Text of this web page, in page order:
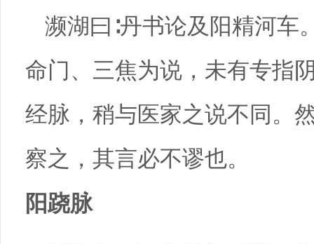
濒湖曰∶丹书论及阳精河车
命门、三焦为说，未有专指
经脉，稍与医家之说不同。
察之，其言必不谬也。
阳跷脉